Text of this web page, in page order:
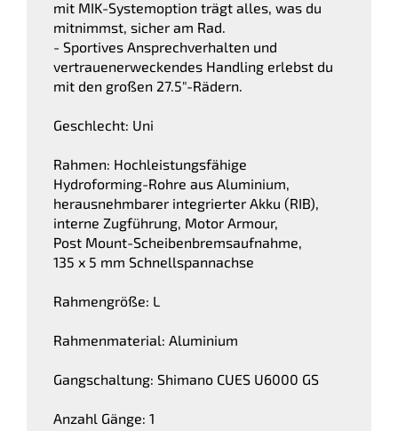
mit MIK-Systemoption trägt alles, was du
mitnimmst, sicher am Rad.
- Sportives Ansprechverhalten und
vertrauenerweckendes Handling erlebst du
mit den großen 27.5"-Rädern.
Geschlecht: Uni
Rahmen: Hochleistungsfähige
Hydroforming-Rohre aus Aluminium,
herausnehmbarer integrierter Akku (RIB),
interne Zugführung, Motor Armour,
Post Mount-Scheibenbremsaufnahme,
135 x 5 mm Schnellspannachse
Rahmengröße: L
Rahmenmaterial: Aluminium
Gangschaltung: Shimano CUES U6000 GS
Anzahl Gänge: 1